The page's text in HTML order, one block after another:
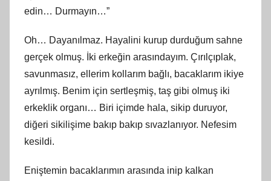
edin… Durmayın…”
Oh… Dayanılmaz. Hayalini kurup durduğum sahne
gerçek olmuş. İki erkeğin arasındayım. Çırılçıplak,
savunmasız, ellerim kollarım bağlı, bacaklarım ikiye
ayrılmış. Benim için sertleşmiş, taş gibi olmuş iki
erkeklik organı… Biri içimde hala, sikip duruyor,
diğeri sikilişime bakıp bakıp sıvazlanıyor. Nefesim
kesildi.
Eniştemin bacaklarımın arasında inip kalkan